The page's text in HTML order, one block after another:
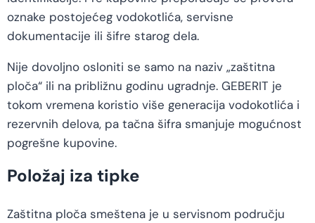
oznake postojećeg vodokotlića, servisne
dokumentacije ili šifre starog dela.
Nije dovoljno osloniti se samo na naziv „zaštitna
ploča“ ili na približnu godinu ugradnje. GEBERIT je
tokom vremena koristio više generacija vodokotlića i
rezervnih delova, pa tačna šifra smanjuje mogućnost
pogrešne kupovine.
Položaj iza tipke
Zaštitna ploča smeštena je u servisnom području